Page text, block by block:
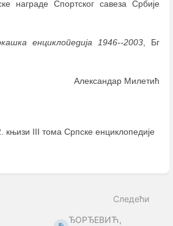
награде Спортског савеза Србије
енциклопедија 1946--2003 , Бг
Александар Милетић
књизи III тома Српске енциклопедије
Следећи
ЂОРЂЕВИЋ,